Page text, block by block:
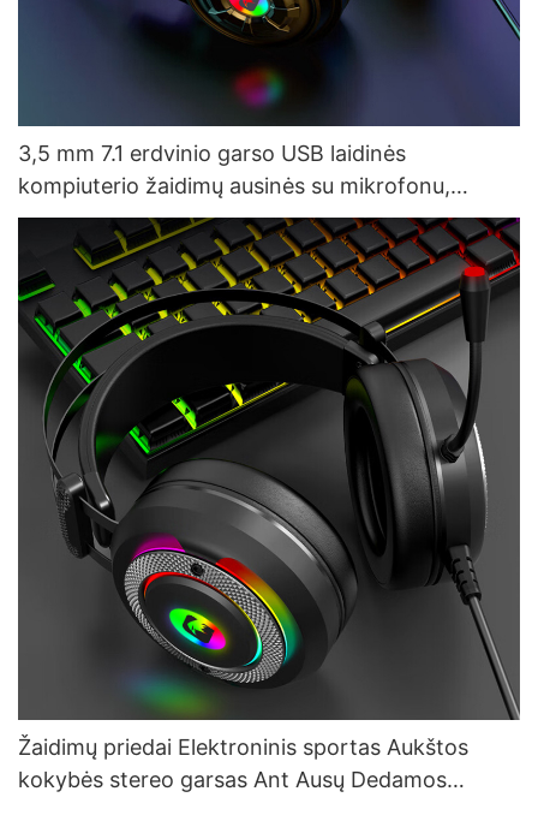
3,5 mm 7.1 erdvinio garso USB laidinės
kompiuterio žaidimų ausinės su mikrofonu,
gamyklinės G550
Žaidimų priedai Elektroninis sportas Aukštos
kokybės stereo garsas Ant Ausų Dedamos